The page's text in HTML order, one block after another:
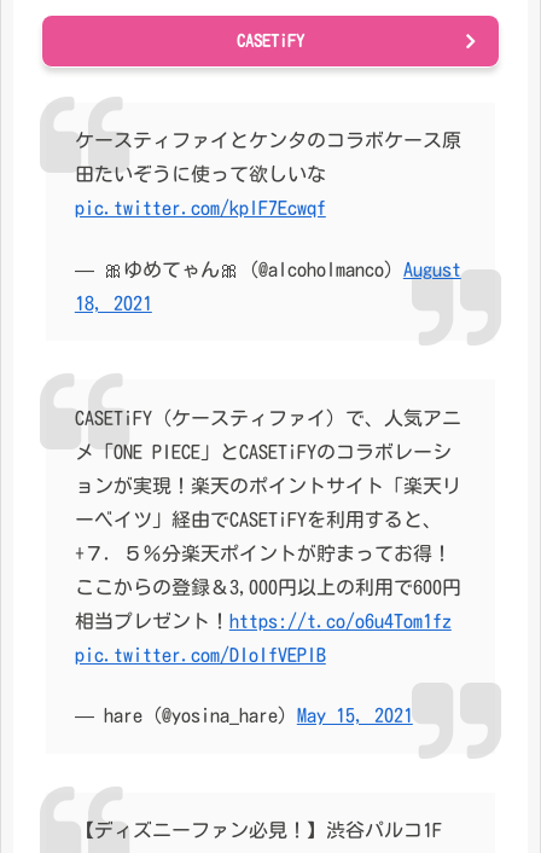
CASETiFY
ケースティファイとケンタのコラボケース原
田たいぞうに使って欲しいな
pic.twitter.com/kplF7Ecwqf
— 🎀ゆめてゃん🎀 (@alcoholmanco) August
18, 2021
CASETiFY（ケースティファイ）で、人気アニ
メ「ONE PIECE」とCASETiFYのコラボレーシ
ョンが実現！楽天のポイントサイト「楽天リ
ーベイツ」経由でCASETiFYを利用すると、
+７．５％分楽天ポイントが貯まってお得！
ここからの登録＆3,000円以上の利用で600円
相当プレゼント！ https://t.co/o6u4Tom1fz
pic.twitter.com/DIoIfVEPIB
— hare (@yosina_hare) May 15, 2021
【ディズニーファン必見！】渋谷パルコ1F